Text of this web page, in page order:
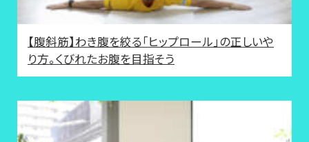
【腹斜筋】わき腹を絞る「ヒップロール」の正しいや
り方。くびれたお腹を目指そう